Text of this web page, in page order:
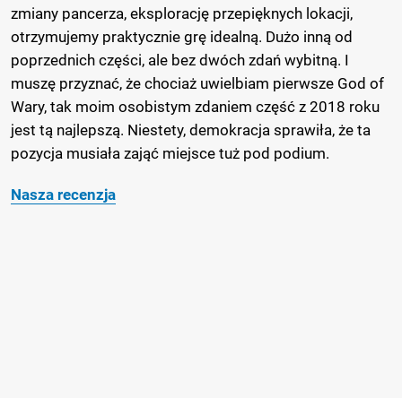
zmiany pancerza, eksplorację przepięknych lokacji,
otrzymujemy praktycznie grę idealną. Dużo inną od
poprzednich części, ale bez dwóch zdań wybitną. I
muszę przyznać, że chociaż uwielbiam pierwsze God of
Wary, tak moim osobistym zdaniem część z 2018 roku
jest tą najlepszą. Niestety, demokracja sprawiła, że ta
pozycja musiała zająć miejsce tuż pod podium.
Nasza recenzja